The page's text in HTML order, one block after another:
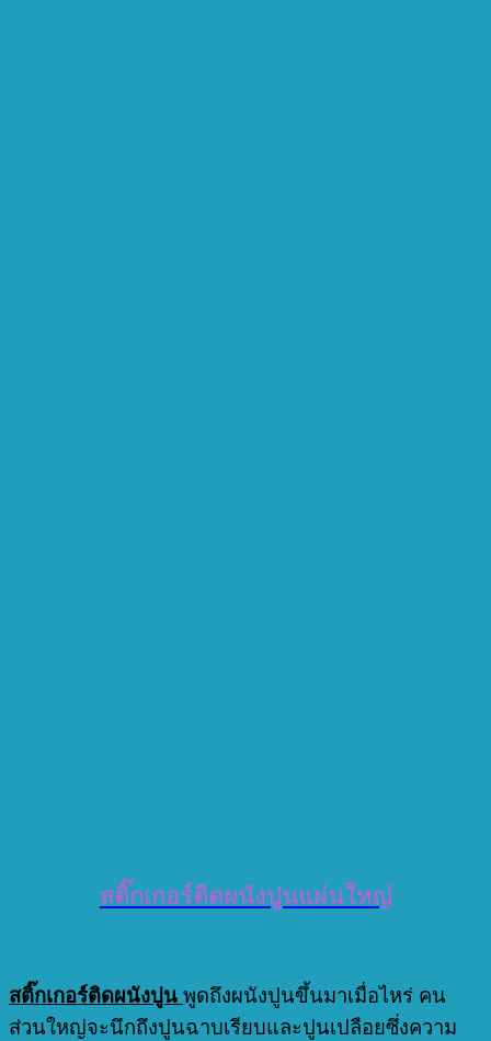
สติ๊กเกอร์ติดผนังปูนแผ่นใหญ่
สติ๊กเกอร์ติดผนังปูน พูดถึงผนังปูนขึ้นมาเมื่อไหร่ คน
ส่วนใหญ่จะนึกถึงปูนฉาบเรียบและปูนเปลือยซึ่งความ